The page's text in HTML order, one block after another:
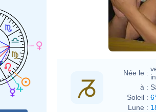
Née le :
à :
Soleil :
Lune :